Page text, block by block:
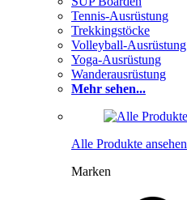
Tennis-Ausrüstung
Trekkingstöcke
Volleyball-Ausrüstung
Yoga-Ausrüstung
Wanderausrüstung
Mehr sehen...
Alle Produkte ansehen
Marken